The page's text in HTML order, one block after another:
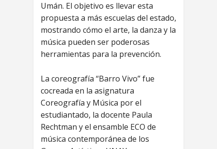
Umán. El objetivo es llevar esta
propuesta a más escuelas del estado,
mostrando cómo el arte, la danza y la
música pueden ser poderosas
herramientas para la prevención.
La coreografía “Barro Vivo” fue
cocreada en la asignatura
Coreografía y Música por el
estudiantado, la docente Paula
Rechtman y el ensamble ECO de
música contemporánea de los